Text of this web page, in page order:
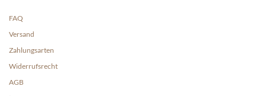
FAQ
Versand
Zahlungsarten
Widerrufsrecht
AGB